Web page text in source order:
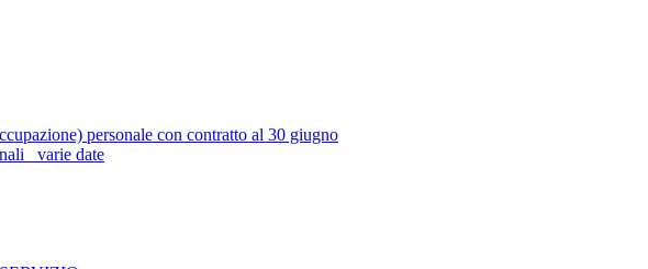
personale con contratto al 30 giugno
varie date